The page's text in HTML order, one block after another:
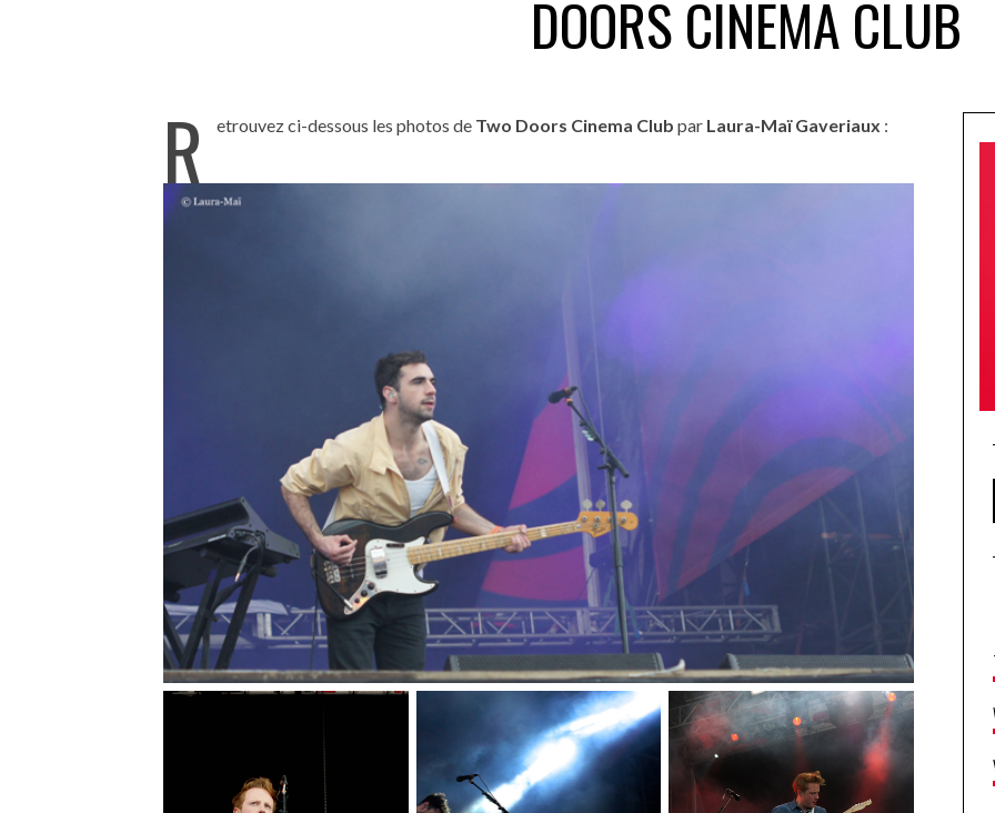
DOORS CINEMA CLUB
R etrouvez ci-dessous les photos de Two Doors Cinema Club par Laura-Maï Gaveriaux :